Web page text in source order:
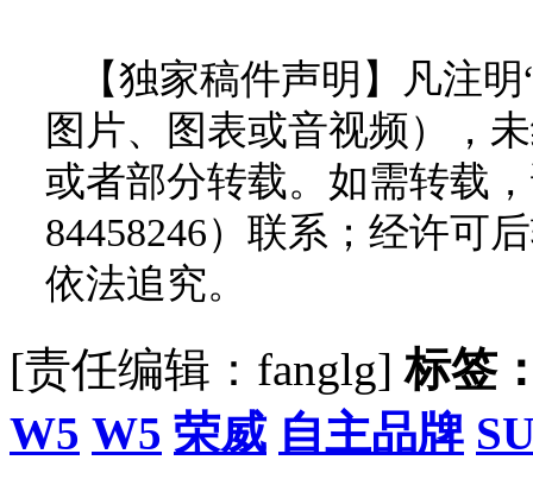
【独家稿件声明】凡注
图片、图表或音视频），
或者部分转载。如需转载
84458246）联系；经许可
依法追究。
[责任编辑：fanglg]标签
W5 W5 荣威 自主品牌